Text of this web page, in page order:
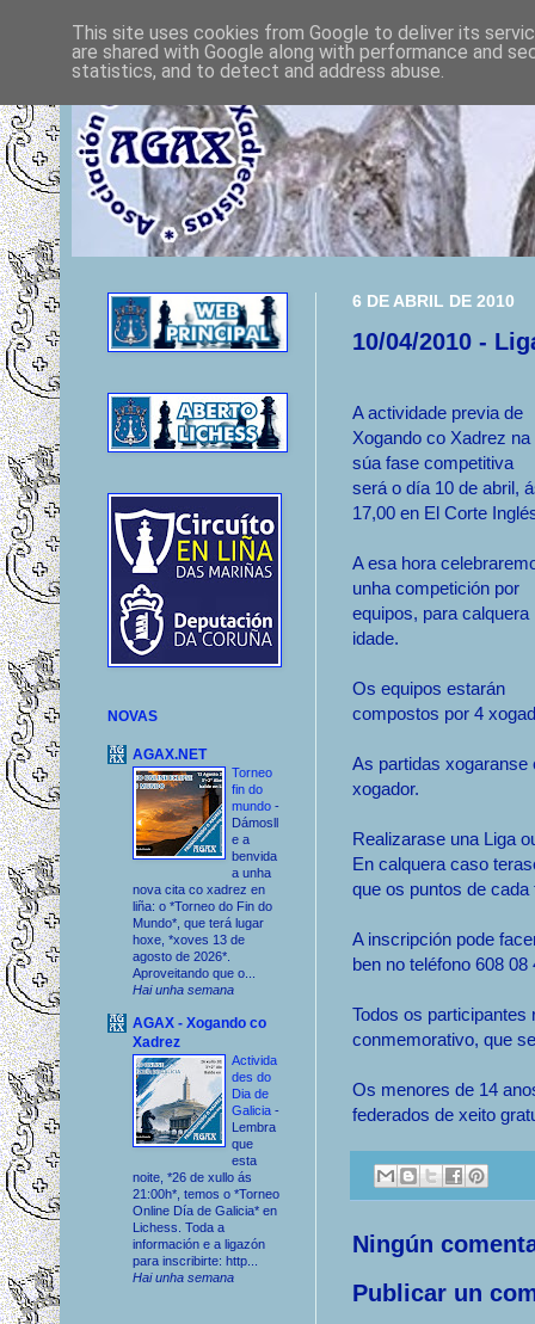
6 DE ABRIL DE 2010
10/04/2010 -
A actividade previa de
Xogando co Xadrez na
súa fase competitiva
será o día 10 de abril,
17,00 en El Corte
A esa hora
unha competición por
equipos, para calquera
idade.
Os equipos estarán
compostos por 4
As partidas xogaranse
xogador.
Realizarase una Liga
En calquera caso
que os puntos de
A inscripción pode
ben no teléfono 608 08
Todos os participantes
conmemorativo, que
Os menores de 14
federados de xeito
Ningún
Publicar un
NOVAS
AGAX.NET
Torneo
fin do
mundo -
Dámosll
e a
benvida
a unha
nova cita co xadrez en
liña: o *Torneo do Fin do
Mundo*, que terá lugar
hoxe, *xoves 13 de
agosto de 2026*.
Aproveitando que o...
Hai unha semana
AGAX - Xogando co
Xadrez
Activida
des do
Dia de
Galicia -
Lembra
que
esta
noite, *26 de xullo ás
21:00h*, temos o *Torneo
Online Día de Galicia* en
Lichess. Toda a
información e a ligazón
para inscribirte: http...
Hai unha semana
This site uses cookies from Google to deliver its
are shared with Google along with performance and
statistics, and to detect and address abuse.